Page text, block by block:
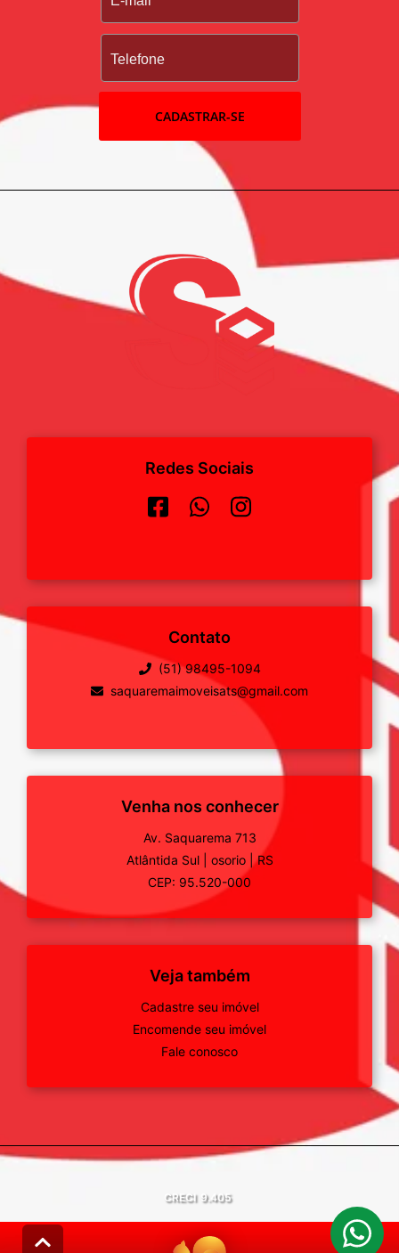
CADASTRAR-SE
Redes Sociais
Contato
(51) 98495-1094
saquaremaimoveisats@gmail.com
Venha nos conhecer
Av. Saquarema 713
Atlântida Sul
osorio
RS
CEP: 95.520-000
Veja também
Cadastre seu imóvel
Encomende seu imóvel
Fale conosco
CRECI 9.405